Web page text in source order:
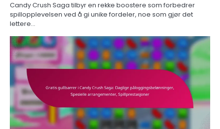
Candy Crush Saga tilbyr en rekke boostere som forbedrer
spillopplevelsen ved å gi unike fordeler, noe som gjør det
lettere…